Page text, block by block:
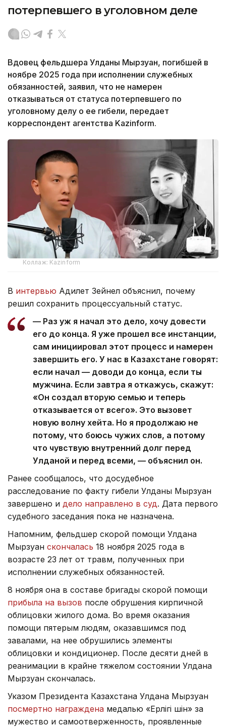
потерпевшего в уголовном деле
Вдовец фельдшера Улданы Мырзуан, погибшей в
ноябре 2025 года при исполнении служебных
обязанностей, заявил, что не намерен
отказываться от статуса потерпевшего по
уголовному делу о ее гибели, передает
корреспондент агентства Kazinform.
Коллаж: Kazinform
В интервью Адилет Зейнел объяснил, почему
решил сохранить процессуальный статус.
— Раз уж я начал это дело, хочу довести
его до конца. Я уже прошел все инстанции,
сам инициировал этот процесс и намерен
завершить его. У нас в Казахстане говорят:
если начал — доводи до конца, если ты
мужчина. Если завтра я откажусь, скажут:
«Он создал вторую семью и теперь
отказывается от всего». Это вызовет
новую волну хейта. Но я продолжаю не
потому, что боюсь чужих слов, а потому
что чувствую внутренний долг перед
Улданой и перед всеми, — объяснил он.
Ранее сообщалось, что досудебное
расследование по факту гибели Улданы Мырзуан
завершено и дело направлено в суд. Дата первого
судебного заседания пока не назначена.
Напомним, фельдшер скорой помощи Улдана
Мырзуан скончалась 18 ноября 2025 года в
возрасте 23 лет от травм, полученных при
исполнении служебных обязанностей.
8 ноября она в составе бригады скорой помощи
прибыла на вызов после обрушения кирпичной
облицовки жилого дома. Во время оказания
помощи пятерым людям, оказавшимся под
завалами, на нее обрушились элементы
облицовки и кондиционер. После десяти дней в
реанимации в крайне тяжелом состоянии Улдана
Мырзуан скончалась.
Указом Президента Казахстана Улдана Мырзуан
посмертно награждена медалью «Ерлігі үшін» за
мужество и самоотверженность, проявленные